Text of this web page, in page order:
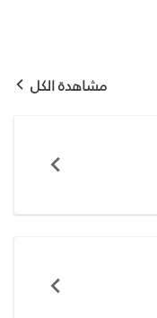
مشاهدة الكل